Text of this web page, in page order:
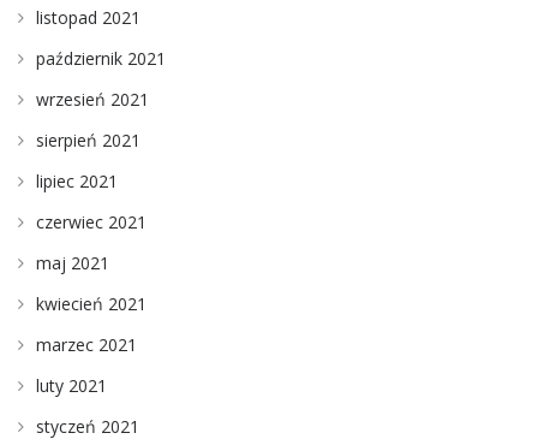
listopad 2021
październik 2021
wrzesień 2021
sierpień 2021
lipiec 2021
czerwiec 2021
maj 2021
kwiecień 2021
marzec 2021
luty 2021
styczeń 2021